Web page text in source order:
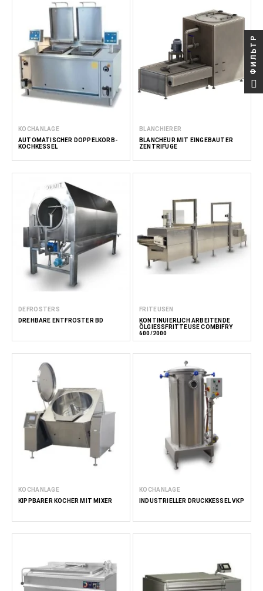
KOCHANLAGE
AUTOMATISCHER DOPPELKORB-
KOCHKESSEL
BLANCHIERER
BLANCHEUR MIT EINGEBAUTER
ZENTRIFUGE
DEFROSTERS
DREHBARE ENTFROSTER BD
FRITEUSEN
KONTINUIERLICH ARBEITENDE
ÖLGIESSFRITTEUSE COMBIFRY 6
00/2000
KOCHANLAGE
KIPPBARER KOCHER MIT MIXER
KOCHANLAGE
INDUSTRIELLER DRUCKKESSEL VKP
ФИЛЬТР